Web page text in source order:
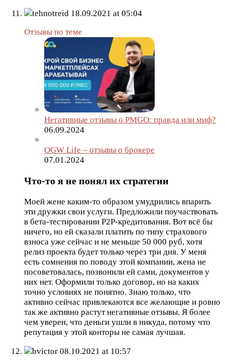
tehnotreid 18.09.2021 at 05:04
Отзывы по теме
Негативные отзывы о PMGO: правда или миф?
06.09.2024
OGW Life – отзывы о брокере
07.01.2024
Что-то я не понял их стратегии
Моей жене каким-то образом умудрились впарить
эти дружки свои услуги. Предложили поучаствовать
в бета-тестировании Р2Р-кредитования. Вот всё бы
ничего, но ей сказали платить по типу страхового
взноса уже сейчас и не меньше 50 000 руб, хотя
релиз проекта будет только через три дня. У меня
есть сомнения по поводу этой компании, жена не
посоветовалась, позвонили ей сами, документов у
них нет. Оформили только договор, но на каких
точно условиях не понятно. Знаю только, что
активно сейчас привлекаются все желающие и ровно
так же активно растут негативные отзывы. Я более
чем уверен, что деньги ушли в никуда, потому что
репутация у этой конторы не самая лучшая.
bvictor 08.10.2021 at 10:57